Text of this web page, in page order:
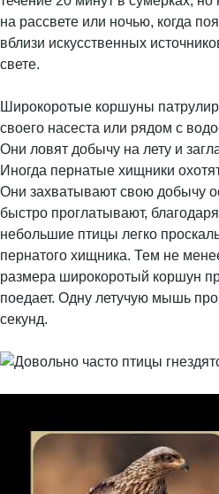
на рассвете или ночью, когда
вблизи искусственных
свете.
Широкоротые коршуны
своего насеста или рядом с
Они ловят добычу на лету и
Иногда пернатые хищники
Они захватывают свою добычу
быстро проглатывают,
небольшие птицы легко
пернатого хищника. Тем не
размера широкоротый коршун
поедает. Одну летучую мышь
секунд.